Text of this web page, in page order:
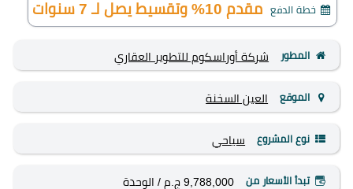
خطة الدفع مقدم 10% وتقسيط يصل لـ 7 سنوات
المطور شركة أوراسكوم للتطوير العقاري
الموقع العين السخنة
نوع المشروع سياحي
تبدأ الأسعار من 9,788,000 ج.م / الوحدة